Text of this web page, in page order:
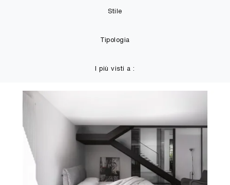
Stile
Tipologia
I più visti a :